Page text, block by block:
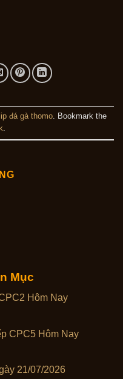
Mục
Hôm Nay
CPC5 Hôm Nay
21/07/2026
đá gà thomo. Bookmark the